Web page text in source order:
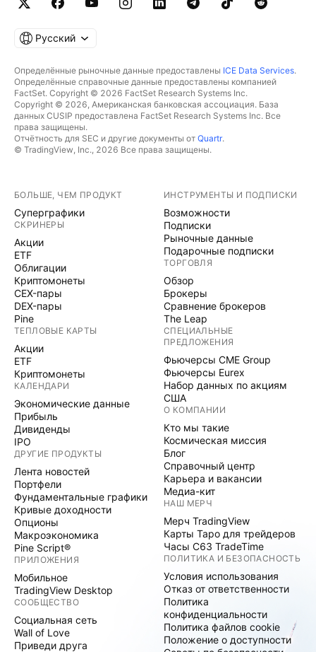
Русский
Определённые рыночные данные предоставлены ICE Data Services.
Определённые справочные данные предоставлены компанией
FactSet. Copyright © 2026 FactSet Research Systems Inc.
Copyright © 2026, Американская банковская ассоциация. База
данных CUSIP предоставлена FactSet Research Systems Inc. Все
права защищены.
Отчётность для SEC и другие документы от Quartr.
© TradingView, Inc., 2026 Все права защищены.
БОЛЬШЕ, ЧЕМ ПРОДУКТ
Суперграфики
СКРИНЕРЫ
Акции
ETF
Облигации
Криптомонеты
CEX-пары
DEX-пары
Pine
ТЕПЛОВЫЕ КАРТЫ
Акции
ETF
Криптомонеты
КАЛЕНДАРИ
Экономические данные
Прибыль
Дивиденды
IPO
ДРУГИЕ ПРОДУКТЫ
Лента новостей
Портфели
Фундаментальные графики
Кривые доходности
Опционы
Макроэкономика
Pine Script®
ПРИЛОЖЕНИЯ
Мобильное
TradingView Desktop
СООБЩЕСТВО
Социальная сеть
Wall of Love
Приведи друга
ИНСТРУМЕНТЫ И ПОДПИСКИ
Возможности
Подписки
Рыночные данные
Подарочные подписки
ТОРГОВЛЯ
Обзор
Брокеры
Сравнение брокеров
The Leap
СПЕЦИАЛЬНЫЕ
ПРЕДЛОЖЕНИЯ
Фьючерсы CME Group
Фьючерсы Eurex
Набор данных по акциям
США
О КОМПАНИИ
Кто мы такие
Космическая миссия
Блог
Справочный центр
Карьера и вакансии
Медиа-кит
НАШ МЕРЧ
Мерч TradingView
Карты Таро для трейдеров
Часы C63 TradeTime
ПОЛИТИКА И БЕЗОПАСНОСТЬ
Условия использования
Отказ от ответственности
Политика
конфиденциальности
Политика файлов cookie
Положение о доступности